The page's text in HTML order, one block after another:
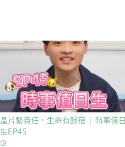
晶片繫責任，生命有歸宿 │ 時事值日
生EP45
access_time